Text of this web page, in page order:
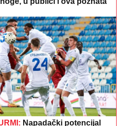
Napadački potencijal
dosta pogodaka
u Grčkoj: Dramatično
izdato za Atiku i više
evo šta je uzrok
ostala bez 30.000 posle
je otišao kome je
a ne njoj koja ga baca!"